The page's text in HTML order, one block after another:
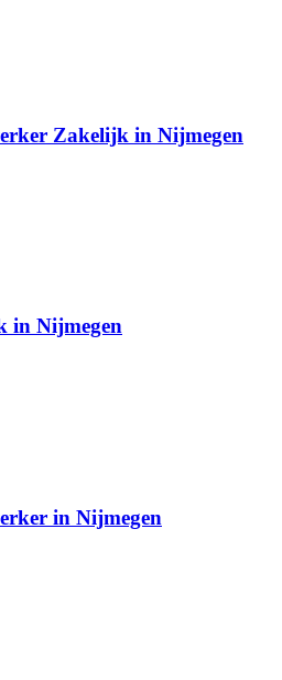
Zakelijk in Nijmegen
in Nijmegen
in Nijmegen